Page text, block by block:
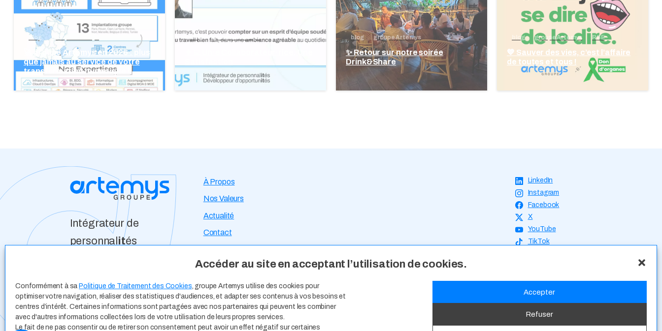
Accéder au site en acceptant l’utilisation de cookies.
Conformément à sa Politique de Traitement des Cookies, groupe Artemys utilise des cookies pour
optimiser votre navigation, réaliser des statistiques d'audiences, et adapter ses contenus à vos besoins et
centres d’intérêt. Certaines informations sont partagées avec nos partenaires qui peuvent les combiner
avec d'autres informations collectées lors de votre utilisation de leurs propres services.
Le fait de ne pas consentir ou de retirer son consentement peut avoir un effet négatif sur certaines
Accepter
Refuser
blog groupe Artemys
🚀 groupe Artemys en 2026 : plus
que jamais au service de votre
transformation numérique !
blog groupe Artemys blog groupe Artemys
✨ Retour sur notre soirée
Drink&Share
blog groupe Artemys RSE
💙 Sauver des vies, c’est l’affaire
de toutes et tous !
Intégrateur de
personnal ités
À Propos
Nos Valeurs
Actualité
Contact
Expertises Métiers
Offres d’Emploi
Candidature Spontanée